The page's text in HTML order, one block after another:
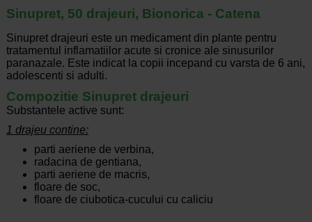
Sinupret, 50 drajeuri, Bionorica - Catena
Sinupret drajeuri este un medicament din plante pentru
tratamentul inflamatiilor acute si cronice ale sinusurilor
paranazale. Este indicat la copii incepand cu varsta de 6 ani,
adolescenti si adulti.
Compozitie Sinupret drajeuri
Substantele active sunt:
1 drajeu contine:
parti aeriene de verbina,
radacina de gentiana,
parti aeriene de macris,
floare de soc,
floare de ciubotica-cucului cu caliciu